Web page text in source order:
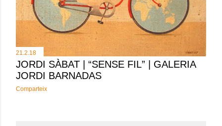
21.2.18
JORDI SÀBAT | “SENSE FIL” | GALERIA
JORDI BARNADAS
Comparteix